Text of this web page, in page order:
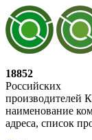
18852
Российских
производителей
наименование
адреса, список